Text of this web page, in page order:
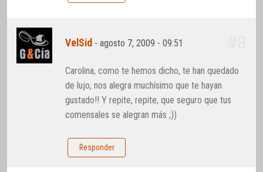
VelSid -agosto 7, 2009 - 09:51
Carolina, como te hemos dicho, te han quedado
de lujo, nos alegra muchísimo que te hayan
gustado!! Y repite, repite, que seguro que tus
comensales se alegran más ;))
Responder